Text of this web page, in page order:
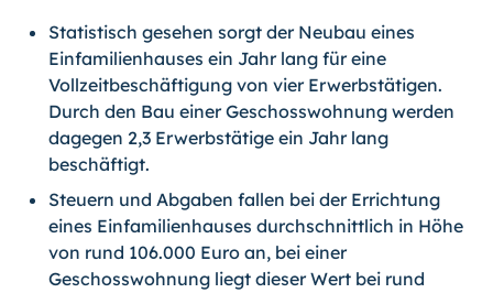
Statistisch gesehen sorgt der Neubau eines
Einfamilienhauses ein Jahr lang für eine
Vollzeitbeschäftigung von vier Erwerbstätigen.
Durch den Bau einer Geschosswohnung werden
dagegen 2,3 Erwerbstätige ein Jahr lang
beschäftigt.
Steuern und Abgaben fallen bei der Errichtung
eines Einfamilienhauses durchschnittlich in Höhe
von rund 106.000 Euro an, bei einer
Geschosswohnung liegt dieser Wert bei rund